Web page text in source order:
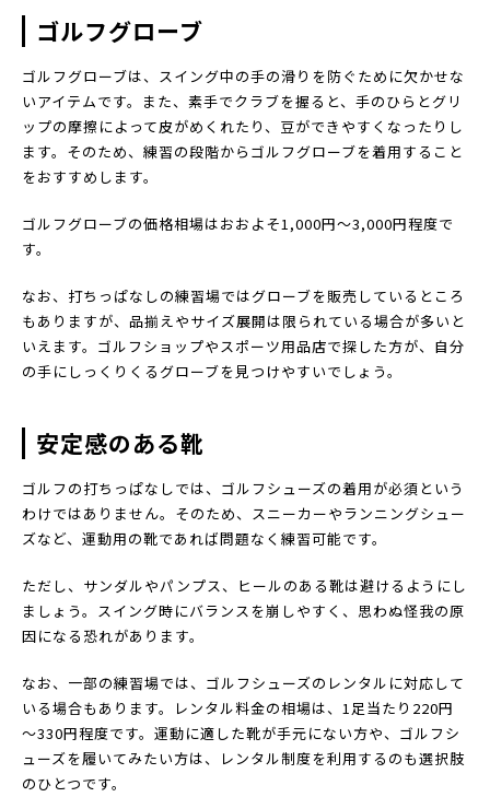
ゴルフグローブ
ゴルフグローブは、スイング中の手の滑りを防ぐために欠かせな
いアイテムです。また、素手でクラブを握ると、手のひらとグリ
ップの摩擦によって皮がめくれたり、豆ができやすくなったりし
ます。そのため、練習の段階からゴルフグローブを着用すること
をおすすめします。
ゴルフグローブの価格相場はおおよそ1,000円～3,000円程度で
す。
なお、打ちっぱなしの練習場ではグローブを販売しているところ
もありますが、品揃えやサイズ展開は限られている場合が多いと
いえます。ゴルフショップやスポーツ用品店で探した方が、自分
の手にしっくりくるグローブを見つけやすいでしょう。
安定感のある靴
ゴルフの打ちっぱなしでは、ゴルフシューズの着用が必須という
わけではありません。そのため、スニーカーやランニングシュー
ズなど、運動用の靴であれば問題なく練習可能です。
ただし、サンダルやパンプス、ヒールのある靴は避けるようにし
ましょう。スイング時にバランスを崩しやすく、思わぬ怪我の原
因になる恐れがあります。
なお、一部の練習場では、ゴルフシューズのレンタルに対応して
いる場合もあります。レンタル料金の相場は、1足当たり220円
～330円程度です。運動に適した靴が手元にない方や、ゴルフシ
ューズを履いてみたい方は、レンタル制度を利用するのも選択肢
のひとつです。